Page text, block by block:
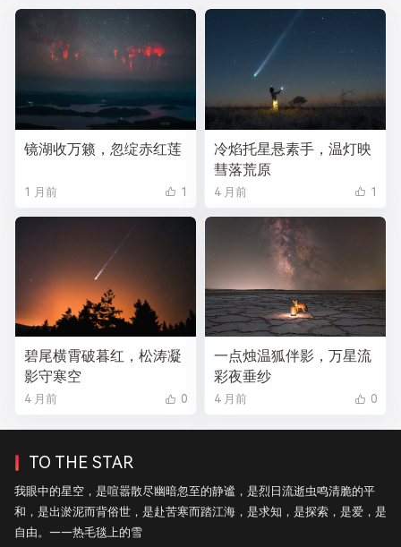
镜湖收万籁，忽绽赤红莲
1 月前 1
冷焰托星悬素手，温灯映
彗落荒原
4 月前 1
碧尾横霄破暮红，松涛凝
影守寒空
4 月前 0
一点烛温狐伴影，万星流
彩夜垂纱
4 月前 0
TO THE STAR
我眼中的星空，是喧嚣散尽幽暗忽至的静谧，是烈日流逝虫鸣清脆的平
和，是出淤泥而背俗世，是赴苦寒而踏江海，是求知，是探索，是爱，是
自由。——热毛毯上的雪